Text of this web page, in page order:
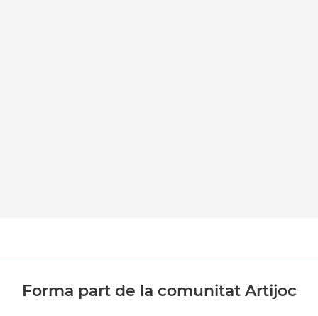
Forma part de la comunitat Artijoc